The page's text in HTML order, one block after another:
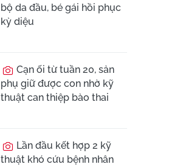
bộ da đầu, bé gái hồi phục
kỳ diệu
Cạn ối từ tuần 20, sản
phụ giữ được con nhờ kỹ
thuật can thiệp bào thai
Lần đầu kết hợp 2 kỹ
thuật khó cứu bệnh nhân